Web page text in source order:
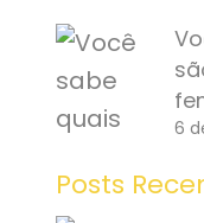
6
Posts